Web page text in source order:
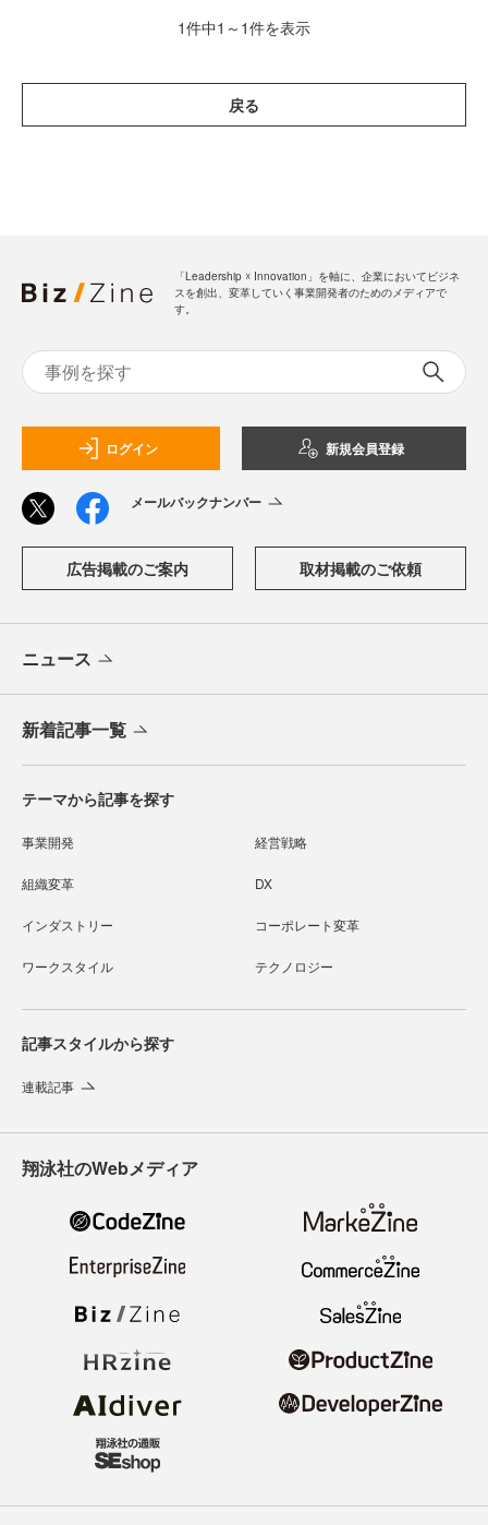
1件中1～1件を表示
戻る
「Leadership ☓ Innovation」を軸に、企業においてビジネ
スを創出、変革していく事業開発者のためのメディアで
す。
ログイン 新規会員登録
メールバックナンバー
広告掲載のご案内 取材掲載のご依頼
ニュース
新着記事一覧
テーマから記事を探す
事業開発 経営戦略
組織変革 DX
インダストリー コーポレート変革
ワークスタイル テクノロジー
記事スタイルから探す
連載記事
翔泳社のWebメディア